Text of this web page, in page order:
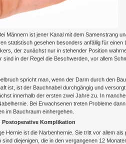
Männern ist jener Kanal mit dem Samenstrang
statistisch gesehen besonders anfällig für
der zunächst nur in stehender Position
sind in der Regel die Beschwerden, vor allem
spricht man, wenn der Darm durch den
ist, ist der Bauchnabel durchgängig und
innerhalb der ersten zwei Jahre zu. In
Bei Erwachsenen treten Probleme
im Bauchraum einhergehen.
Postoperative Komplikation
Hernie ist die Narbenhernie. Sie tritt vor allem
sind diejenigen, die in den vergangenen 12